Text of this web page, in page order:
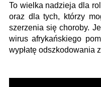
To wielka nadzieja dla
oraz dla tych, którzy
szerzenia się choroby.
wirus afrykańskiego
wypłatę odszkodowania